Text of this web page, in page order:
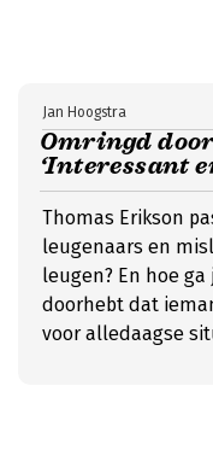
Omringd
‘Interessant
Jan Hoogstra
Thomas Erikson
leugenaars en
leugen? En hoe
doorhebt dat
voor alledaagse